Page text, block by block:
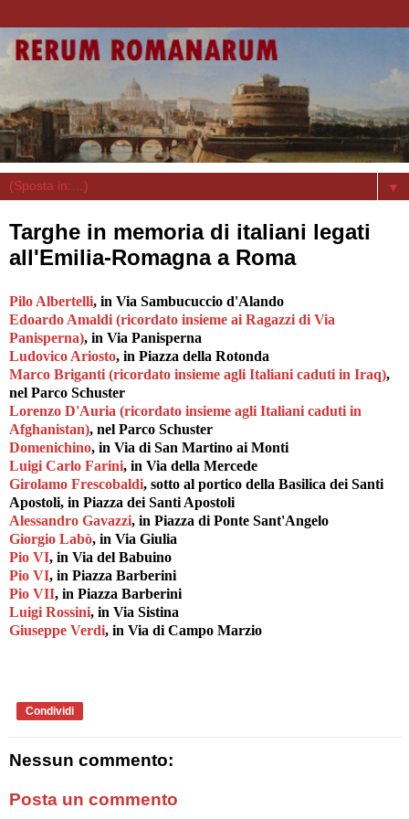
▼
Targhe in memoria di italiani legati
all'Emilia-Romagna a Roma
Pilo Albertelli, in Via Sambucuccio d'Alando
Edoardo Amaldi (ricordato insieme ai Ragazzi di Via
Panisperna), in Via Panisperna
Ludovico Ariosto, in Piazza della Rotonda
Marco Briganti (ricordato insieme agli Italiani caduti in Iraq),
nel Parco Schuster
Lorenzo D'Auria (ricordato insieme agli Italiani caduti in
Afghanistan), nel Parco Schuster
Domenichino, in Via di San Martino ai Monti
Luigi Carlo Farini, in Via della Mercede
Girolamo Frescobaldi, sotto al portico della Basilica dei Santi
Apostoli, in Piazza dei Santi Apostoli
Alessandro Gavazzi, in Piazza di Ponte Sant'Angelo
Giorgio Labò, in Via Giulia
Pio VI, in Via del Babuino
Pio VI, in Piazza Barberini
Pio VII, in Piazza Barberini
Luigi Rossini, in Via Sistina
Giuseppe Verdi, in Via di Campo Marzio
Condividi
Nessun commento:
Posta un commento